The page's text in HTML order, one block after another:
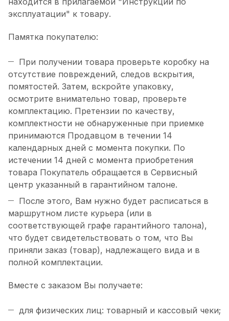
эксплуатации" к товару.
Памятка покупателю:
При получении товара проверьте коробку на
отсутствие повреждений, следов вскрытия,
помятостей. Затем, вскройте упаковку,
осмотрите внимательно товар, проверьте
комплектацию. Претензии по качеству,
комплектности не обнаруженные при приемке
принимаются Продавцом в течении 14
календарных дней с момента покупки. По
истечении 14 дней с момента приобретения
товара Покупатель обращается в Сервисный
центр указанный в гарантийном талоне.
После этого, Вам нужно будет расписаться в
маршрутном листе курьера (или в
соответствующей графе гарантийного талона),
что будет свидетельствовать о том, что Вы
приняли заказ (товар), надлежащего вида и в
полной комплектации.
Вместе с заказом Вы получаете:
для физических лиц: товарный и кассовый чеки;